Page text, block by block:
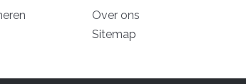
Over ons
Sitemap